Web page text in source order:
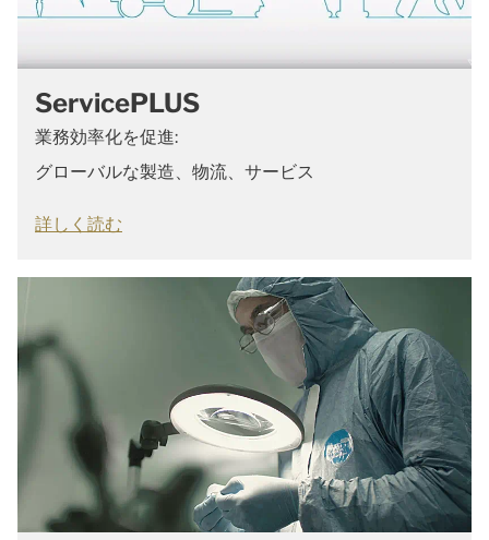
ServicePLUS
業務効率化を促進:
グローバルな製造、物流、サービス
詳しく読む